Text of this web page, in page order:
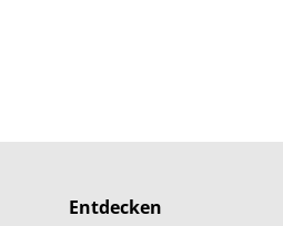
Entdecken